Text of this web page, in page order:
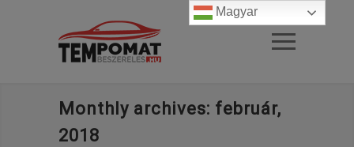
Monthly archives: február,
2018
Magyar